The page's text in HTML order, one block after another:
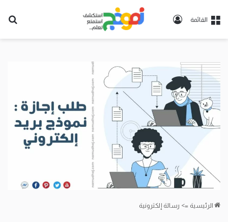
القائمة
تسجيل
الرئيسية => رسالة إلكترونية